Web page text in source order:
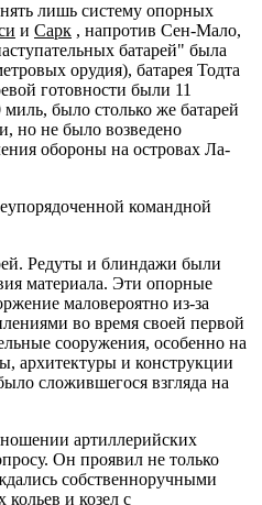
лишь систему опорных
и Сарк , напротив Сен-Мало,
батарей" была
орудия), батарея Тодта
готовности были 11
было столько же батарей
но не было возведено
обороны на островах Ла-
командной
Редуты и блиндажи были
материала. Эти опорные
маловероятно из-за
во время своей первой
сооружения, особенно на
архитектуры и конструкции
сложившегося взгляда на
артиллерийских
Он проявил не только
собственноручными
и козел с